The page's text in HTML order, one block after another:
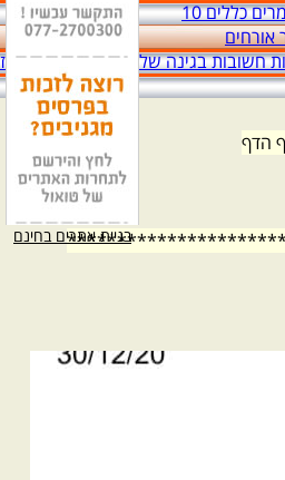
בניית אתרים בחינם
כללים 10
אורחים
חשובות בגינה שלפני הכניסה לבית
הדף